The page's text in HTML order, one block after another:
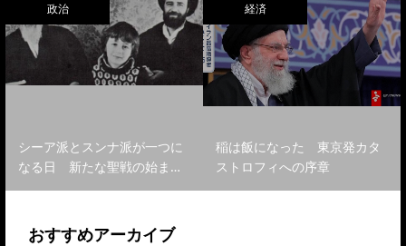
政治
シーア派とスンナ派が一つに
なる日 新たな聖戦の始ま…
経済
稲は飯になった 東京発カタ
ストロフィへの序章
おすすめアーカイブ